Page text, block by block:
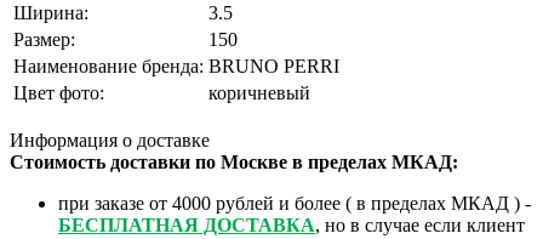
Ширина:
3.5
Размер:
150
Наименование бренда: BRUNO PERRI
Цвет фото:
коричневый
Информация о доставке
Стоимость доставки по Москве в пределах МКАД:
при заказе от 4000 рублей и более ( в пределах МКАД ) -
БЕСПЛАТНАЯ ДОСТАВКА, но в случае если клиент